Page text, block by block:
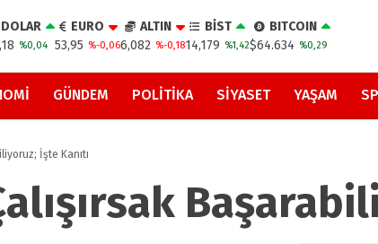
DOLAR
%0,04
EURO
53,95 %-0,06
ALTIN
6,082 %-0,18
BİST
14,179 %1,42
BITCOIN
$64.634 %0,29
GÜNDEM POLITIKA SIYASET YAŞAM
İşte Kanıtı